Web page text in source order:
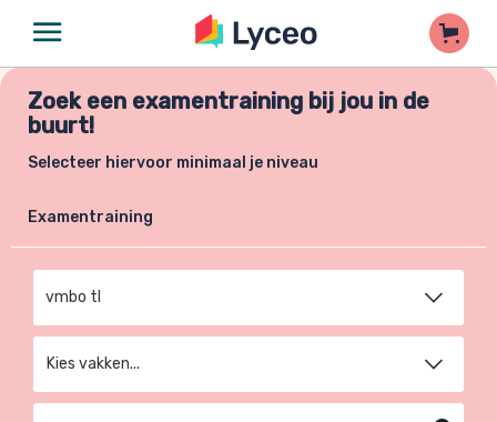
Zoek een examentraining bij jou in de
buurt!
Selecteer hiervoor minimaal je niveau
Examentraining
Kies vakken...